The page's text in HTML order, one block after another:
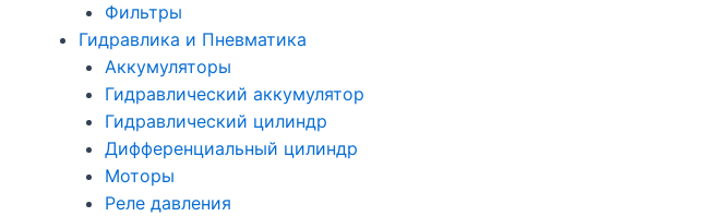
Фильтры
Гидравлика и Пневматика
Аккумуляторы
Гидравлический аккумулятор
Гидравлический цилиндр
Дифференциальный цилиндр
Моторы
Реле давления